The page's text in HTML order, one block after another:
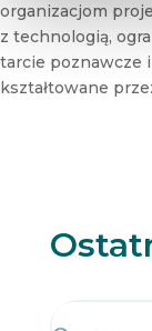
organizacjom
z technologią,
tarcie poznawcze
kształtowane